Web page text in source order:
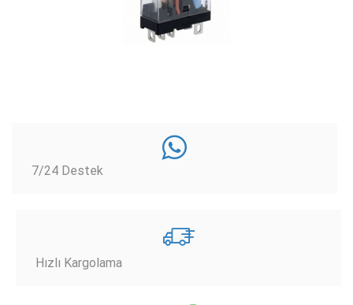
7/24 Destek
Hızlı Kargolama